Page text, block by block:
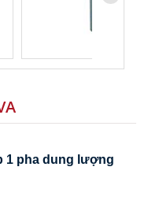
1 pha dung lượng